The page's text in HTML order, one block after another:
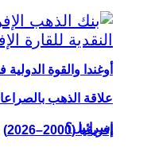
أوغندا والقوة
إسرائيل؟
علاقة الذهب
إفريقيا (2000–2026)